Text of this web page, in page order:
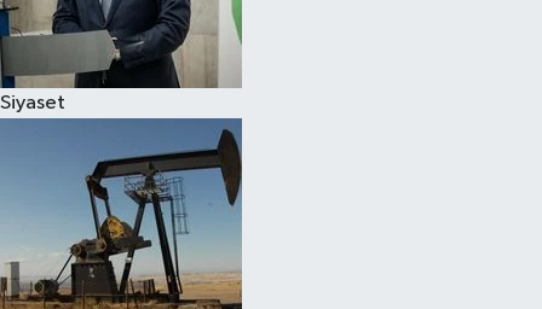
Siyaset
Spor
Çocuk
Eğitim
Hava Durumu